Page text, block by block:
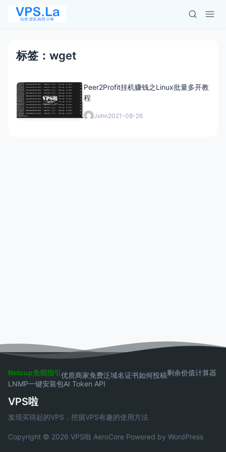
标签：wget
Peer2Profit挂机赚钱之Linux批量多开教
程
John2021-08-26
Netcup免税指引优质商家免费泛域名证书如何投稿剩余价值计算器
LNMP一键安装包AI Token API
VPS啦
发现买得起的VPS，挖掘VPS有趣的使用方法
Copyright © 2026 VPS啦 AeroCore Powered by WordPress